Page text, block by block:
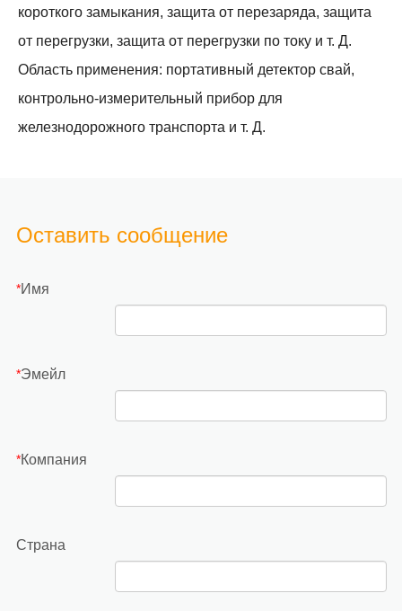
короткого замыкания, защита от перезаряда, защита
от перегрузки, защита от перегрузки по току и т. Д.
Область применения: портативный детектор свай,
контрольно-измерительный прибор для
железнодорожного транспорта и т. Д.
Оставить сообщение
*Имя
*Эмейл
*Компания
Страна